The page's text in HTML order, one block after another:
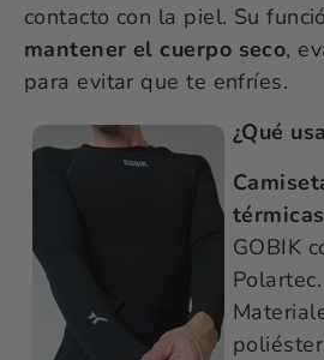
contacto con la piel. Su
mantener el cuerpo seco,
para evitar que te enfríes.
¿Qué
térmicas
GOBIK
Polartec.